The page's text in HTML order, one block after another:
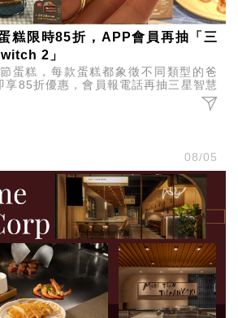
糕限時85折，APP會員再抽「三
2」
蛋糕，每款蛋糕都象徵不同類型的爸
85折優惠，會員報電話再抽三星智慧
2。
08/05